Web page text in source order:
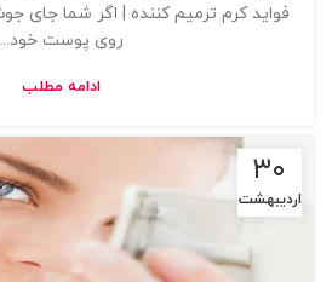
فواید کرم ترمیم کننده | اگر شما جای
روی پوست خود...
ادامه مطلب
۳۰
اردیبهشت